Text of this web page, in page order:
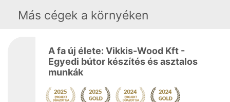
Más cégek a környéken
A fa új élete: Vikkis-Wood Kft -
Egyedi bútor készítés és asztalos
munkák